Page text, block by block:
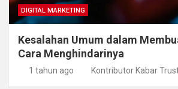
DIGITAL MARKETING
Kesalahan Umum dalam
Cara Menghindarinya
1 tahun ago Kontributor Kabar